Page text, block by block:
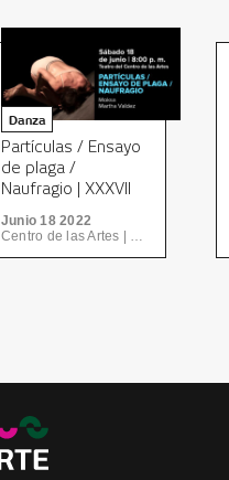
Danza
Partículas / Ensayo
de plaga /
Naufragio | XXXVII
Metropolitano de
Junio 18 2022
Centro de las Artes | CONARTE